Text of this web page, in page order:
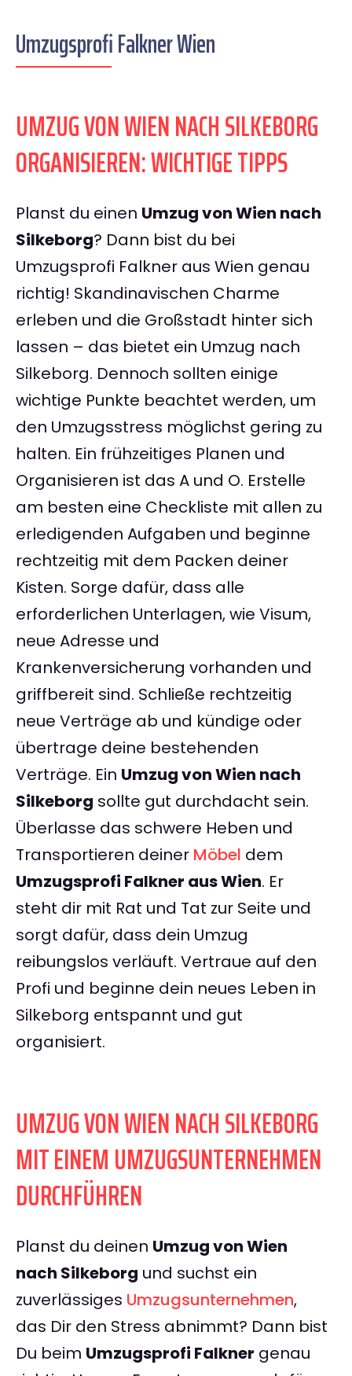
Umzugsprofi Falkner Wien
UMZUG VON WIEN NACH SILKEBORG
ORGANISIEREN: WICHTIGE TIPPS
Planst du einen Umzug von Wien nach
Silkeborg? Dann bist du bei
Umzugsprofi Falkner aus Wien genau
richtig! Skandinavischen Charme
erleben und die Großstadt hinter sich
lassen – das bietet ein Umzug nach
Silkeborg. Dennoch sollten einige
wichtige Punkte beachtet werden, um
den Umzugsstress möglichst gering zu
halten. Ein frühzeitiges Planen und
Organisieren ist das A und O. Erstelle
am besten eine Checkliste mit allen zu
erledigenden Aufgaben und beginne
rechtzeitig mit dem Packen deiner
Kisten. Sorge dafür, dass alle
erforderlichen Unterlagen, wie Visum,
neue Adresse und
Krankenversicherung vorhanden und
griffbereit sind. Schließe rechtzeitig
neue Verträge ab und kündige oder
übertrage deine bestehenden
Verträge. Ein Umzug von Wien nach
Silkeborg sollte gut durchdacht sein.
Überlasse das schwere Heben und
Transportieren deiner Möbel dem
Umzugsprofi Falkner aus Wien. Er
steht dir mit Rat und Tat zur Seite und
sorgt dafür, dass dein Umzug
reibungslos verläuft. Vertraue auf den
Profi und beginne dein neues Leben in
Silkeborg entspannt und gut
organisiert.
UMZUG VON WIEN NACH SILKEBORG
MIT EINEM UMZUGSUNTERNEHMEN
DURCHFÜHREN
Planst du deinen Umzug von Wien
nach Silkeborg und suchst ein
zuverlässiges Umzugsunternehmen,
das Dir den Stress abnimmt? Dann bist
Du beim Umzugsprofi Falkner genau